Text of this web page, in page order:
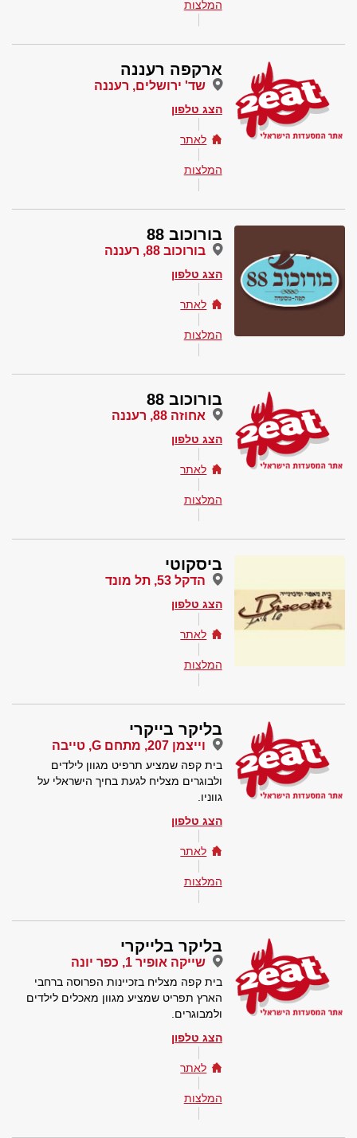
המלצות
ארקפה רעננה
שד' ירושלים, רעננה
הצג טלפון
לאתר
המלצות
בורוכוב 88
בורוכוב 88, רעננה
הצג טלפון
לאתר
המלצות
בורוכוב 88
אחוזה 88, רעננה
הצג טלפון
לאתר
המלצות
ביסקוטי
הדקל 53, תל מונד
הצג טלפון
לאתר
המלצות
בליקר בייקרי
וייצמן 207, מתחם G, טייבה
בית קפה שמציע תרפיט מגוון לילדים
ולבוגרים מצליח לגעת בחיך הישראלי על
גווניו.
הצג טלפון
לאתר
המלצות
בליקר בלייקרי
שייקה אופיר 1, כפר יונה
בית קפה מצליח בזכיינות הפרוסה ברחבי
הארץ תפריט שמציע מגוון מאכלים לילדים
ולמבוגרים.
הצג טלפון
לאתר
המלצות